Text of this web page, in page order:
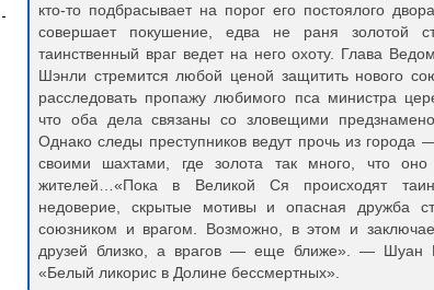
кто-то подбрасывает на порог его постоялого
совершает покушение, едва не раня золотой
таинственный враг ведет на него охоту. Глава
Шэнли стремится любой ценой защитить нового
расследовать пропажу любимого пса министра
что оба дела связаны со зловещими
Однако следы преступников ведут прочь из города
своими шахтами, где золота так много, что
жителей…«Пока в Великой Ся происходят
недоверие, скрытые мотивы и опасная дружба
союзником и врагом. Возможно, в этом и
друзей близко, а врагов — еще ближе». — Шуан
«Белый ликорис в Долине бессмертных».